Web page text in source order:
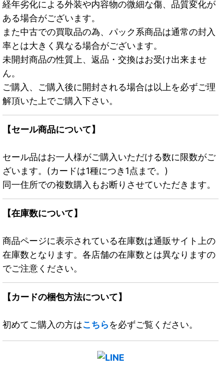
経年劣化による外装や内容物の微細な傷、品質変化が
ある場合がございます。
また中古での買取品の為、パック系商品は通常の封入
率とは大きく異なる場合がございます。
未開封商品の性質上、返品・交換はお受け出来ませ
ん。
ご購入、ご購入後に開封される場合は以上を必ずご理
解頂いた上でご購入下さい。
【セール商品について】
セール品はお一人様がご購入いただける数に限数がご
ざいます。(カードは1種につき1点まで。)
同一住所での複数購入もお断りさせていただきます。
【在庫数について】
商品ページに表示されている在庫数は通販サイト上の
在庫数となります。各店舗の在庫数とは異なりますの
でご注意ください。
【カードの梱包方法について】
初めてご購入の方はこちらを必ずご覧ください。